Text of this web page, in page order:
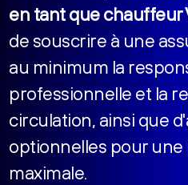
en tant que chauffeur
de souscrire à une
au minimum la
professionnelle et la
circulation, ainsi que
optionnelles pour
maximale.